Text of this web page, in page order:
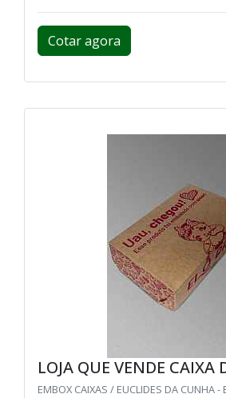
Cotar agora
LOJA QUE VENDE CAIXA
EMBOX CAIXAS / EUCLIDES DA CUNHA -